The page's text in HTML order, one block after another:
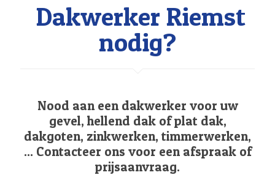
Dakwerker Riemst
nodig?
Nood aan een dakwerker voor uw
gevel, hellend dak of plat dak,
dakgoten, zinkwerken, timmerwerken,
... Contacteer ons voor een afspraak of
prijsaanvraag.